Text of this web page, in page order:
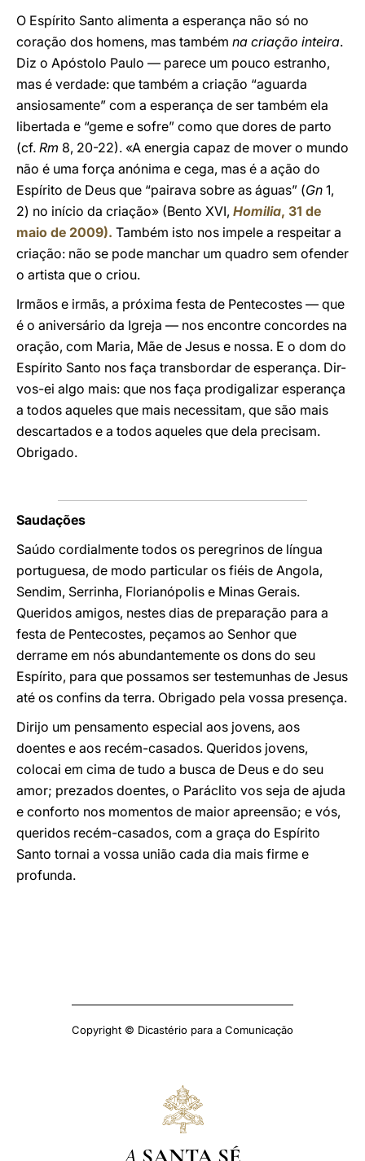
O Espírito Santo alimenta a esperança não só no
coração dos homens, mas também na criação inteira.
Diz o Apóstolo Paulo — parece um pouco estranho,
mas é verdade: que também a criação “aguarda
ansiosamente” com a esperança de ser também ela
libertada e “geme e sofre” como que dores de parto
(cf. Rm 8, 20-22). «A energia capaz de mover o mundo
não é uma força anónima e cega, mas é a ação do
Espírito de Deus que “pairava sobre as águas” (Gn 1,
2) no início da criação» (Bento XVI, Homilia, 31 de
maio de 2009). Também isto nos impele a respeitar a
criação: não se pode manchar um quadro sem ofender
o artista que o criou.
Irmãos e irmãs, a próxima festa de Pentecostes — que
é o aniversário da Igreja — nos encontre concordes na
oração, com Maria, Mãe de Jesus e nossa. E o dom do
Espírito Santo nos faça transbordar de esperança. Dir-
vos-ei algo mais: que nos faça prodigalizar esperança
a todos aqueles que mais necessitam, que são mais
descartados e a todos aqueles que dela precisam.
Obrigado.
Saudações
Saúdo cordialmente todos os peregrinos de língua
portuguesa, de modo particular os fiéis de Angola,
Sendim, Serrinha, Florianópolis e Minas Gerais.
Queridos amigos, nestes dias de preparação para a
festa de Pentecostes, peçamos ao Senhor que
derrame em nós abundantemente os dons do seu
Espírito, para que possamos ser testemunhas de Jesus
até os confins da terra. Obrigado pela vossa presença.
Dirijo um pensamento especial aos jovens, aos
doentes e aos recém-casados. Queridos jovens,
colocai em cima de tudo a busca de Deus e do seu
amor; prezados doentes, o Paráclito vos seja de ajuda
e conforto nos momentos de maior apreensão; e vós,
queridos recém-casados, com a graça do Espírito
Santo tornai a vossa união cada dia mais firme e
profunda.
Copyright © Dicastério para a Comunicação
A